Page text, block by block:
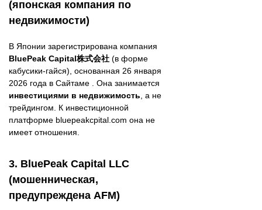
(японская компания по
недвижимости)
В Японии зарегистрирована компания
BluePeak Capital株式会社 (в форме
кабусики-гайся), основанная 26 января
2026 года в Сайтаме . Она занимается
инвестициями в недвижимость , а не
трейдингом. К инвестиционной
платформе bluepeakcpital.com она не
имеет отношения.
3. BluePeak Capital LLC
(мошенническая,
предупреждена AFM)